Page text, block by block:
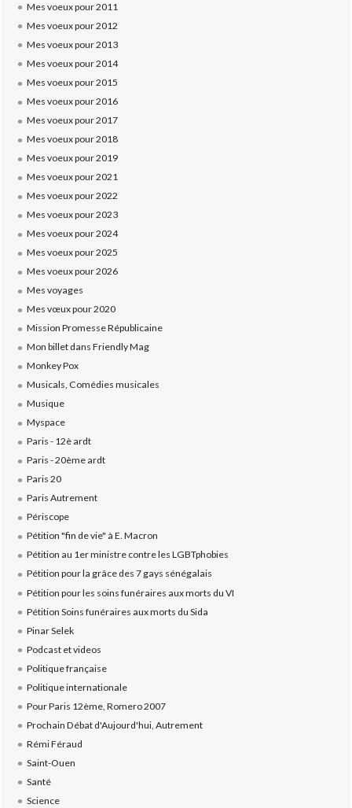
Mes voeux pour 2011
Mes voeux pour 2012
Mes voeux pour 2013
Mes voeux pour 2014
Mes voeux pour 2015
Mes voeux pour 2016
Mes voeux pour 2017
Mes voeux pour 2018
Mes voeux pour 2019
Mes voeux pour 2021
Mes voeux pour 2022
Mes voeux pour 2023
Mes voeux pour 2024
Mes voeux pour 2025
Mes voeux pour 2026
Mes voyages
Mes vœux pour 2020
Mission Promesse Républicaine
Mon billet dans Friendly Mag
Monkey Pox
Musicals, Comédies musicales
Musique
Myspace
Paris - 12è ardt
Paris - 20ème ardt
Paris 20
Paris Autrement
Périscope
Pétition "fin de vie" à E. Macron
Pétition au 1er ministre contre les LGBTphobies
Pétition pour la grâce des 7 gays sénégalais
Pétition pour les soins funéraires aux morts du VI
Pétition Soins funéraires aux morts du Sida
Pinar Selek
Podcast et videos
Politique française
Politique internationale
Pour Paris 12ème, Romero 2007
Prochain Débat d'Aujourd'hui, Autrement
Rémi Féraud
Saint-Ouen
Santé
Science